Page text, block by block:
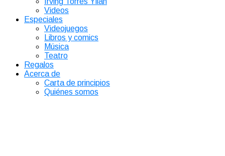
Videos
Especiales
Videojuegos
Libros y comics
Música
Teatro
Regalos
Acerca de
Carta de principios
Quiénes somos